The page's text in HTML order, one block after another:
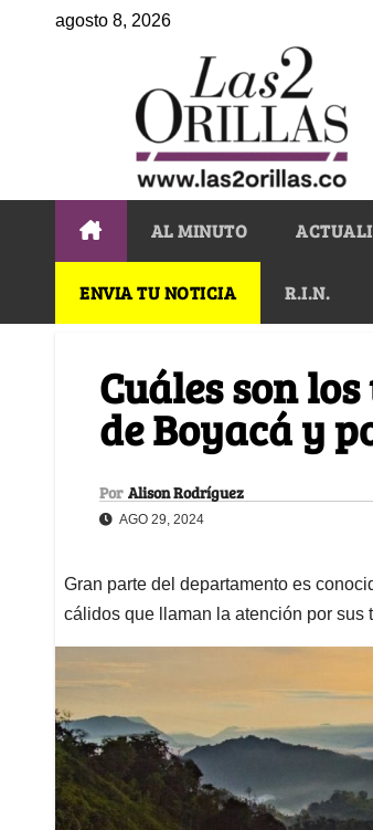
agosto 8, 2026
AL MINUTO
ENVIA TU NOTICIA R.I.N.
Cuáles son
de Boyacá y
Por Alison Rodríguez
AGO 29, 2024
Gran parte del departamento es
cálidos que llaman la atención por sus